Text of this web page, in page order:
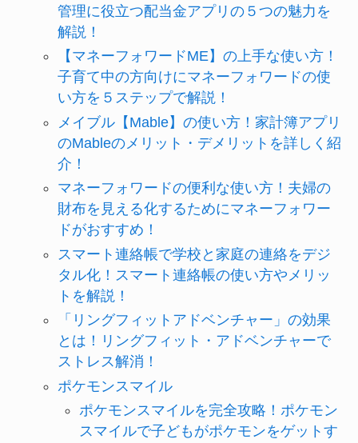
管理に役立つ配当金アプリの５つの魅力を
解説！
【マネーフォワードME】の上手な使い方！
子育て中の方向けにマネーフォワードの使
い方を５ステップで解説！
メイブル【Mable】の使い方！家計簿アプリ
のMableのメリット・デメリットを詳しく紹
介！
マネーフォワードの便利な使い方！夫婦の
財布を見える化するためにマネーフォワー
ドがおすすめ！
スマート連絡帳で学校と家庭の連絡をデジ
タル化！スマート連絡帳の使い方やメリッ
トを解説！
「リングフィットアドベンチャー」の効果
とは！リングフィット・アドベンチャーで
ストレス解消！
ポケモンスマイル
ポケモンスマイルを完全攻略！ポケモン
スマイルで子どもがポケモンをゲットす